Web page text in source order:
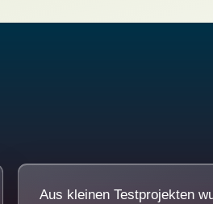
Aus kleinen Testprojekten